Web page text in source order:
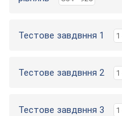
Тестове завдвння 1 1
Тестове завдвння 2 1
Тестове завдвння 3 1